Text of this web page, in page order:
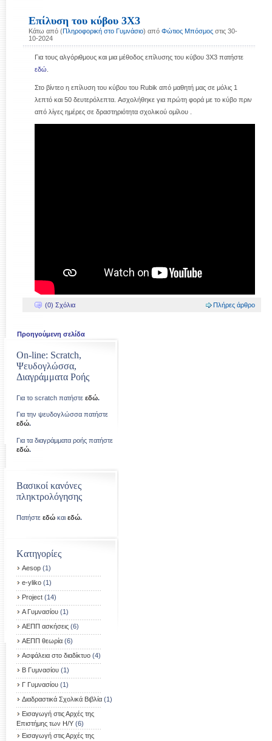
Επίλυση του κύβου 3Χ3
Κάτω από (Πληροφορική στο Γυμνάσιο) από Φώτιος Μπόσμος στις 30-
10-2024
Για τους αλγόριθμους και μια μέθοδος επίλυσης του κύβου 3Χ3 πατήστε
εδώ
Στο βίντεο η επίλυση του κύβου του Rubik από μαθητή μας σε μόλις 1
λεπτό και 50 δευτερόλεπτα. Aσχολήθηκε για πρώτη φορά με το κύβο πριν
από λίγες ημέρες σε δραστηριότητα σχολικού ομίλου .
(0) Σχόλια Πλήρες άρθρο
Προηγούμενη σελίδα
On-line: Scratch,
Ψευδογλώσσα,
Διαγράμματα Ροής
Για το scratch πατήστε εδώ.
Για την ψευδογλώσσα πατήστε
εδώ.
Για τα διαγράμματα ροής πατήστε
εδώ.
Βασικοί κανόνες
πληκτρολόγησης
Πατήστε εδώ και εδώ.
Kατηγορίες
Aesop (1)
e-yliko (1)
Project (14)
Α Γυμνασίου (1)
ΑΕΠΠ ασκήσεις (6)
ΑΕΠΠ θεωρία (6)
Ασφάλεια στο διαδίκτυο (4)
Β Γυμνασίου (1)
Γ Γυμνασίου (1)
Διαδραστικά Σχολικά Βιβλία (1)
Εισαγωγή στις Αρχές της
Επιστήμης των Η/Υ (6)
Εισαγωγή στις Αρχές της